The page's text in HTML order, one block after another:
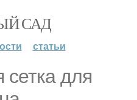
САД
статьи
сетка для